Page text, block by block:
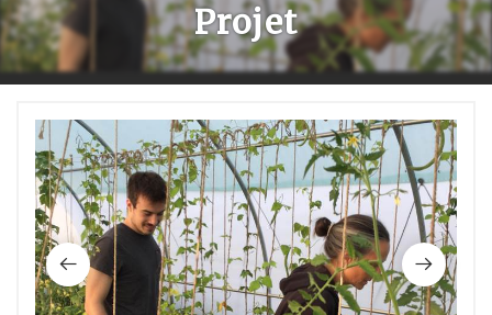
Projet